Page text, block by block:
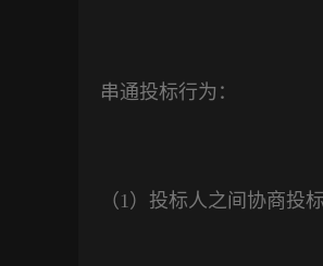
串通投标行为：
（1 ）投标人之间协商投